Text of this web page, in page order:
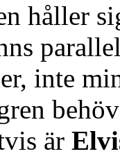
håller
inte
är